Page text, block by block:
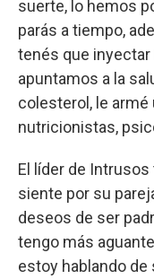
suerte, lo hemos
parás a tiempo,
tenés que inyectar
apuntamos a la
colesterol, le armé
nutricionistas,
El líder de
siente por su
deseos de ser
tengo más
estoy hablando de